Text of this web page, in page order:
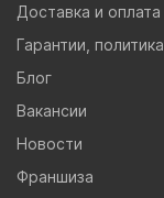
Доставка и оплата
Гарантии,
Блог
Вакансии
Новости
Франшиза